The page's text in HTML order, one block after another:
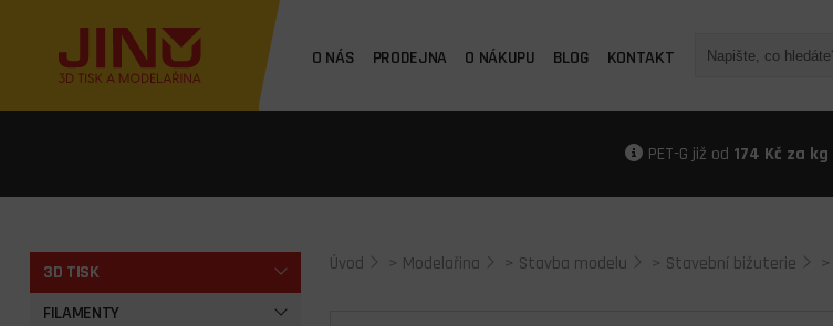
O NÁS PRODEJNA O NÁKUPU BLOG KONTAKT
PET-G již od 174 Kč za kg
3D TISK
FILAMENTY
Úvod > Modelařina > Stavba modelu > Stavební bižuterie >